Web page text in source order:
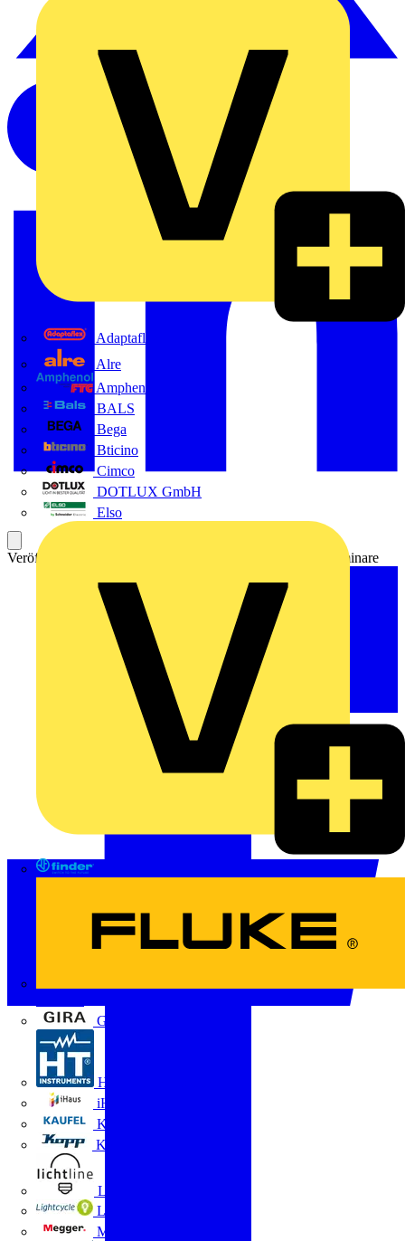
Adaptaflex
Alre
Amphenol FTG
BALS
Bega
Bticino
Cimco
DOTLUX GmbH
Elso
Gira
HT Instruments GmbH
iHaus
Kaufel
Kopp
Lichtline
LIGHTCYCLE
Megger
Veröffentlicht: 1. Dezember 2021 Kategorie: Live Web-Seminare